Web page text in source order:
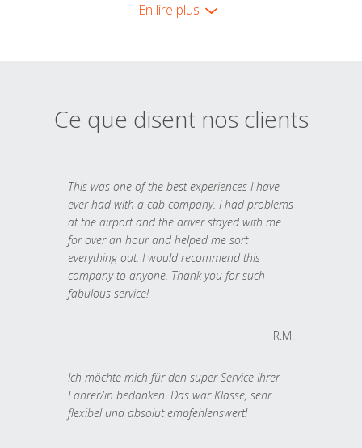
En lire plus
Ce que disent nos clients
This was one of the best experiences I have
ever had with a cab company. I had problems
at the airport and the driver stayed with me
for over an hour and helped me sort
everything out. I would recommend this
company to anyone. Thank you for such
fabulous service!
R.M.
Ich möchte mich für den super Service Ihrer
Fahrer/in bedanken. Das war Klasse, sehr
flexibel und absolut empfehlenswert!